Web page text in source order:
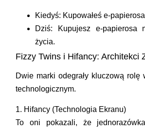
Kiedyś: Kupowałeś e-
Dziś: Kupujesz e-papierosa
życia.
Fizzy Twins i Hifancy: Architekci
Dwie marki odegrały kluczową rolę
technologicznym.
1. Hifancy (Technologia Ekranu)
To oni pokazali, że